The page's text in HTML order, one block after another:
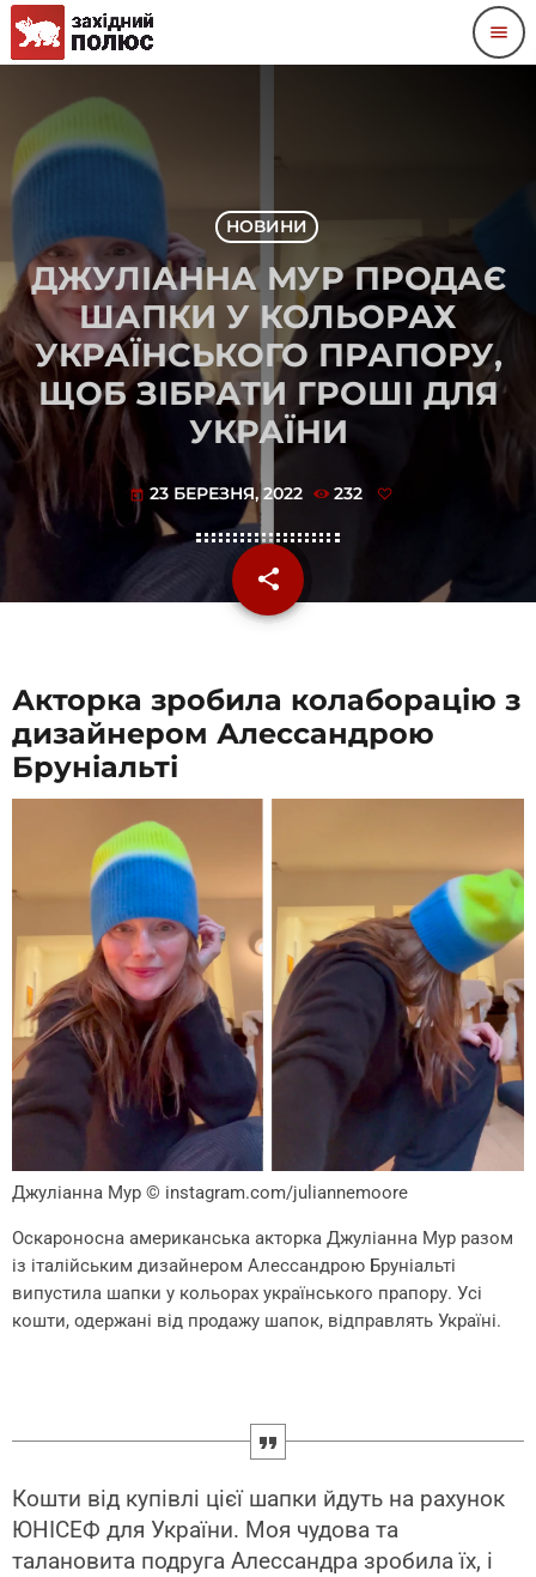
menu
НОВИНИ
ДЖУЛІАННА МУР ПРОДАЄ
ШАПКИ У КОЛЬОРАХ
УКРАЇНСЬКОГО ПРАПОРУ,
ЩОБ ЗІБРАТИ ГРОШІ ДЛЯ
УКРАЇНИ
today 23 БЕРЕЗНЯ, 2022 232
share
email
Акторка зробила колаборацію з
дизайнером Алессандрою
Бруніальті
Джуліанна Мур © instagram.com/juliannemoore
Оскароносна американська акторка Джуліанна Мур разом
із італійським дизайнером Алессандрою Бруніальті
випустила шапки у кольорах українського прапору. Усі
кошти, одержані від продажу шапок, відправлять Україні.
Кошти від купівлі цієї шапки йдуть на рахунок
ЮНІСЕФ для України. Моя чудова та
талановита подруга Алессандра зробила їх, і